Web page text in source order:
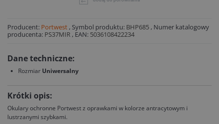
Producent: Portwest , Symbol produktu: BHP685 , Numer katalogowy
producenta: PS37MIR , EAN: 5036108422234
Dane techniczne:
Rozmiar Uniwersalny
Krótki opis:
Okulary ochronne Portwest z oprawkami w kolorze antracytowym i
lustrzanymi szybkami.